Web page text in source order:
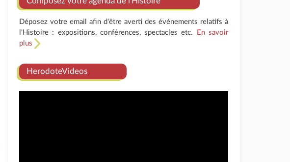
Déposez votre email afin d'être averti des événements relatifs à
l'Histoire : expositions, conférences, spectacles etc.
En savoir
plus
HerodoteVideos